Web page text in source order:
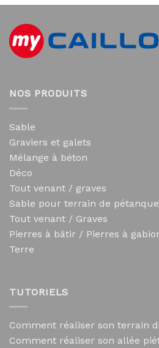
NOS PRODUITS
Sable
Graviers et galets
Mélange à béton
Déco
Tout venant / graves
Sable pour terrain de pétanque
Tout venant / Graves
Pierres à bâtir / Pierres à
Terre
TUTORIELS
Comment réaliser son terrain
Comment réaliser son allée